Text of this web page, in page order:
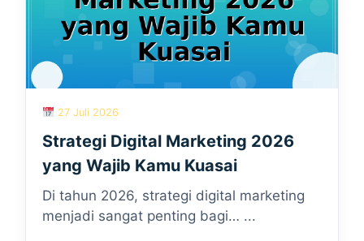
27 Juli 2026
Strategi Digital Marketing 2026
yang Wajib Kamu Kuasai
Di tahun 2026, strategi digital marketing
menjadi sangat penting bagi… ...